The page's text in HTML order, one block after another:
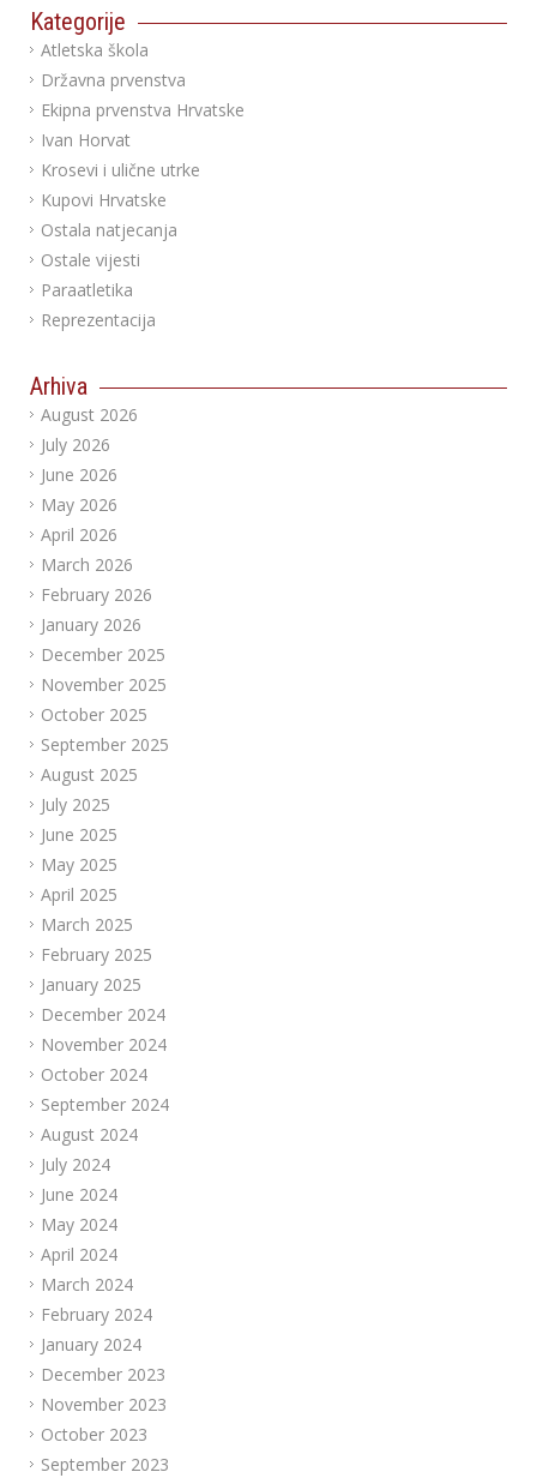
Kategorije
Atletska škola
Državna prvenstva
Ekipna prvenstva Hrvatske
Ivan Horvat
Krosevi i ulične utrke
Kupovi Hrvatske
Ostala natjecanja
Ostale vijesti
Paraatletika
Reprezentacija
Arhiva
August 2026
July 2026
June 2026
May 2026
April 2026
March 2026
February 2026
January 2026
December 2025
November 2025
October 2025
September 2025
August 2025
July 2025
June 2025
May 2025
April 2025
March 2025
February 2025
January 2025
December 2024
November 2024
October 2024
September 2024
August 2024
July 2024
June 2024
May 2024
April 2024
March 2024
February 2024
January 2024
December 2023
November 2023
October 2023
September 2023